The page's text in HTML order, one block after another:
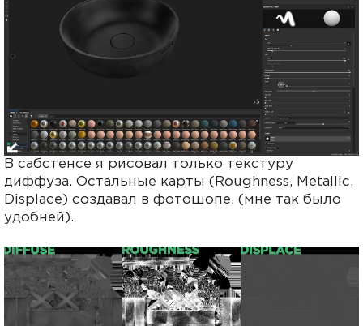
В сабстенсе я рисовал только текстуру
диффуза. Остальные карты (Roughness, Metallic,
Displace) создавал в фотошопе. (мне так было
удобней).